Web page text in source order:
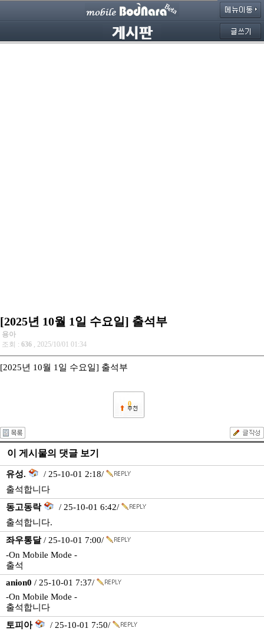
[2025년 10월 1일 수요일] 출석부
용아
조회 : 636 , 2025/10/01 01:34
[2025년 10월 1일 수요일] 출석부
0
이 게시물의 댓글 보기
유성.
/ 25-10-01 2:18/
출석합니다
동고동락
/ 25-10-01 6:42/
출석합니다.
좌우통달/ 25-10-01 7:00/
-On Mobile Mode -
출석
anion0 / 25-10-01 7:37/
-On Mobile Mode -
출석합니다
토피아
/ 25-10-01 7:50/